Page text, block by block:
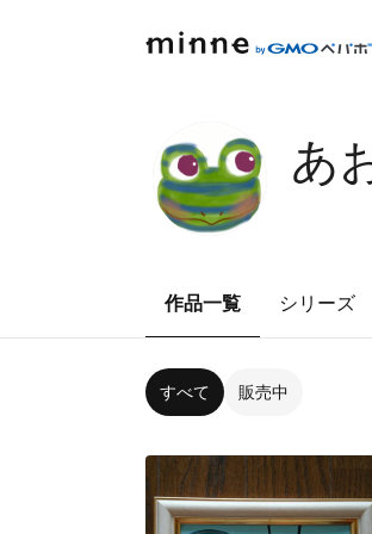
あ
作品一覧 シリーズ
すべて 販売中